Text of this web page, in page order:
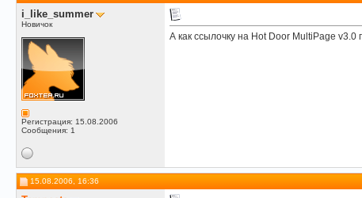
i_like_summer
Новичок
Регистрация: 15.08.2006
Сообщения: 1
А как ссылочку на Hot Door MultiPage v3.0
15.08.2006, 16:36